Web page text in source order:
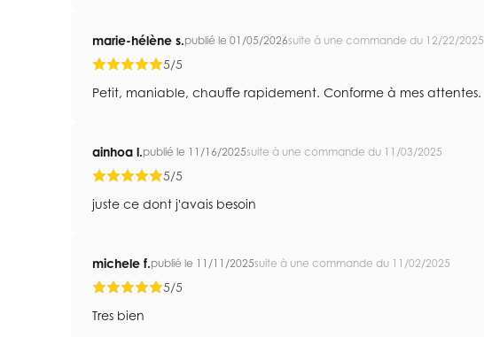
marie-hélène s.publié le 01/05/2026suite à une commande du 12/22/2025
5/5
Petit, maniable, chauffe rapidement. Conforme à mes attentes.
ainhoa l.publié le 11/16/2025suite à une commande du 11/03/2025
5/5
juste ce dont j'avais besoin
michele f.publié le 11/11/2025suite à une commande du 11/02/2025
5/5
Tres bien